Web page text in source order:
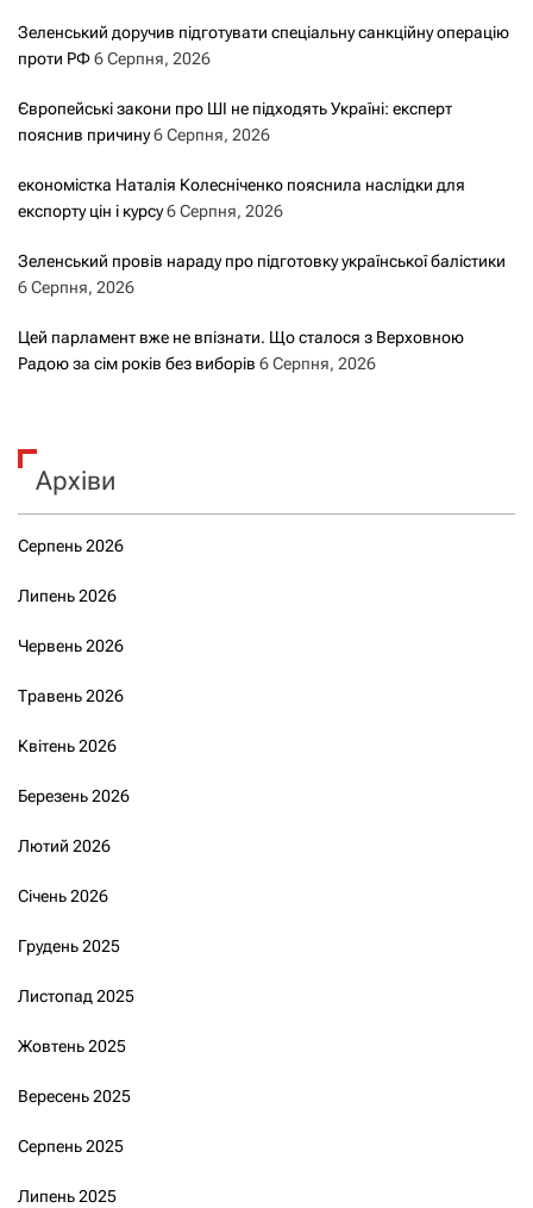
Зеленський доручив підготувати спеціальну санкційну операцію
проти РФ6 Серпня, 2026
Європейські закони про ШІ не підходять Україні: експерт
пояснив причину6 Серпня, 2026
економістка Наталія Колесніченко пояснила наслідки для
експорту цін і курсу6 Серпня, 2026
Зеленський провів нараду про підготовку української балістики
6 Серпня, 2026
Цей парламент вже не впізнати. Що сталося з Верховною
Радою за сім років без виборів 6 Серпня, 2026
Архіви
Серпень 2026
Липень 2026
Червень 2026
Травень 2026
Квітень 2026
Березень 2026
Лютий 2026
Січень 2026
Грудень 2025
Листопад 2025
Жовтень 2025
Вересень 2025
Серпень 2025
Липень 2025